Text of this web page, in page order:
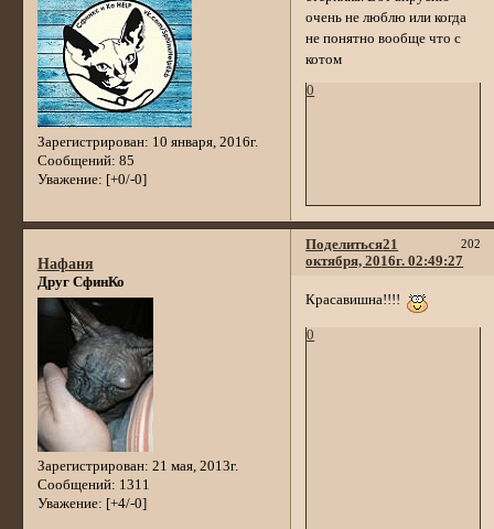
Зарегистрирован: 10 января, 2016г.
Сообщений: 85
Уважение: [+0/-0]
очень не люблю или когда
не понятно вообще что с
котом
0
Поделиться 202
21
октября, 2016г. 02:49:27
Нафаня
Друг СфинКо
Зарегистрирован: 21 мая, 2013г.
Сообщений: 1311
Уважение: [+4/-0]
Красавишна!!!!
0